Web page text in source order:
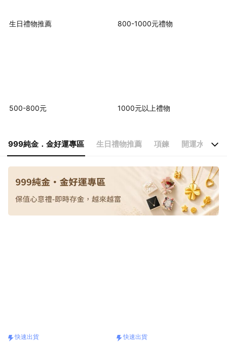
生日禮物推薦 800-1000元禮物
500-800元 1000元以上禮物
999純金．金好運專區 生日禮物推薦 項鍊 開運水晶手鍊
999純金．金好運專區 生日禮物推薦 項鍊
開運水晶手鍊 純銀手鍊 1+1組合
快速出貨 快速出貨